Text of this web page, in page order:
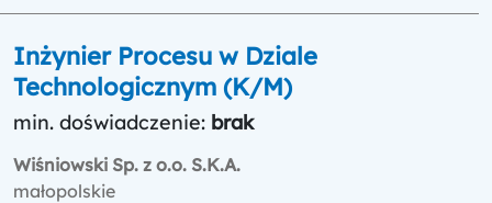
Inżynier Procesu w Dziale
Technologicznym (K/M)
min. doświadczenie: brak
Wiśniowski Sp. z o.o. S.K.A.
małopolskie